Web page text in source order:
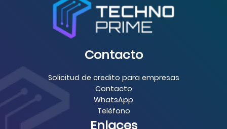
Contacto
Solicitud de credito para empresas
Contacto
WhatsApp
Teléfono
Enlaces